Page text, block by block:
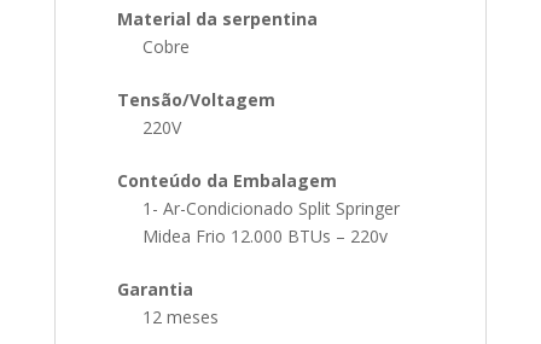
Material da serpentina
Cobre
Tensão/Voltagem
220V
Conteúdo da Embalagem
1- Ar-Condicionado Split Springer
Midea Frio 12.000 BTUs – 220v
Garantia
12 meses